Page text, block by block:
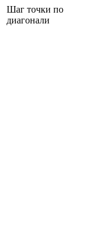
Шаг точки по
диагонали